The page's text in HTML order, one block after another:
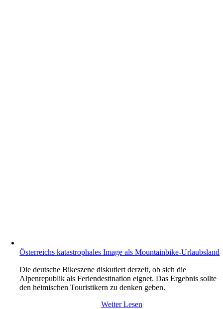
Österreichs katastrophales Image als Mountainbike-Urlaubsland
Die deutsche Bikeszene diskutiert derzeit, ob sich die
Alpenrepublik als Feriendestination eignet. Das Ergebnis sollte
den heimischen Touristikern zu denken geben.
Weiter Lesen